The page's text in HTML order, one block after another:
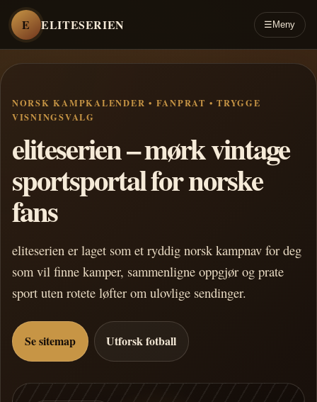
E ELITESERIEN ☰ Meny
NORSK KAMPKALENDER • FANPRAT • TRYGGE
VISNINGSVALG
eliteserien – mørk vintage
sportsportal for norske
fans
eliteserien er laget som et ryddig norsk kampnav for deg
som vil finne kamper, sammenligne oppgjør og prate
sport uten rotete løfter om ulovlige sendinger.
Se sitemap Utforsk fotball